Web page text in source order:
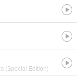
(Special Edition)